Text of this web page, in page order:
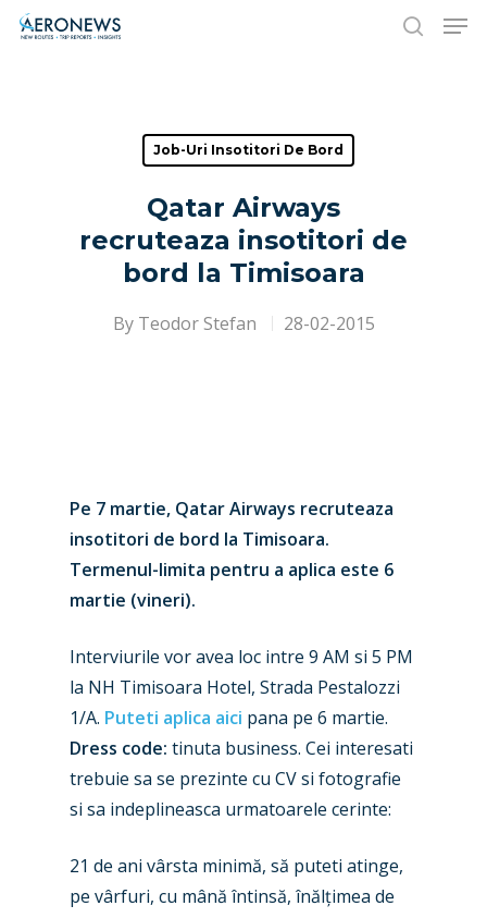
Hit enter to search or ESC to close
Job-Uri Insotitori De Bord
Qatar Airways
recruteaza insotitori de
bord la Timisoara
By Teodor Stefan 28-02-2015
Pe 7 martie, Qatar Airways recruteaza
insotitori de bord la Timisoara.
Termenul-limita pentru a aplica este 6
martie (vineri).
Interviurile vor avea loc intre 9 AM si 5 PM
la NH Timisoara Hotel, Strada Pestalozzi
1/A. Puteti aplica aici pana pe 6 martie.
Dress code: tinuta business. Cei interesati
trebuie sa se prezinte cu CV si fotografie
si sa indeplineasca urmatoarele cerinte:
21 de ani vârsta minimă, să puteti atinge,
pe vârfuri, cu mână întinsă, înălțimea de